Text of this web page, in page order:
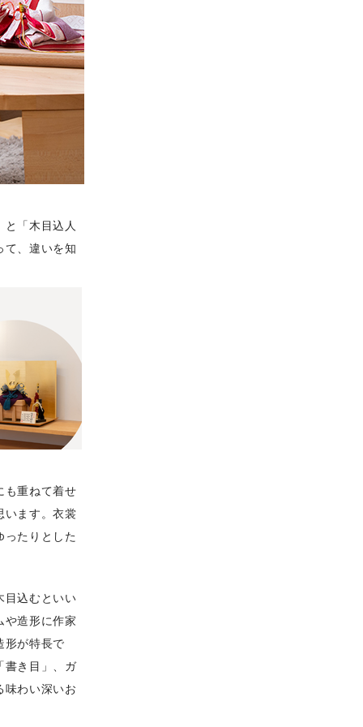
「木目込人
て、違いを知
も重ねて着せ
います。衣裳
たりとした
目込むといい
や造形に作家
形が特長で
書き目」、ガ
味わい深いお